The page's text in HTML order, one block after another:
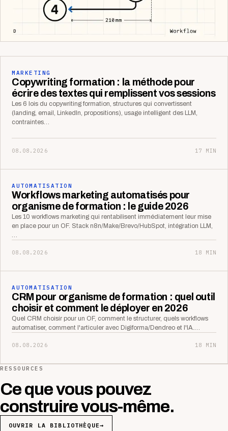
MARKETING
Copywriting formation : la méthode pour
écrire des textes qui remplissent vos sessions
Les 6 lois du copywriting formation, structures qui convertissent
(landing, email, LinkedIn, propositions), usage intelligent des LLM,
contraintes…
08.08.2026 17 MIN
AUTOMATISATION
Workflows marketing automatisés pour
organisme de formation : le guide 2026
Les 10 workflows marketing qui rentabilisent immédiatement leur mise
en place pour un OF. Stack n8n/Make/Brevo/HubSpot, intégration LLM,
…
08.08.2026 18 MIN
AUTOMATISATION
CRM pour organisme de formation : quel outil
choisir et comment le déployer en 2026
Quel CRM choisir pour un OF, comment le structurer, quels workflows
automatiser, comment l'articuler avec Digiforma/Dendreo et l'IA.…
08.08.2026 18 MIN
RESSOURCES
Ce que vous pouvez
construire vous-même.
OUVRIR LA BIBLIOTHÈQUE→